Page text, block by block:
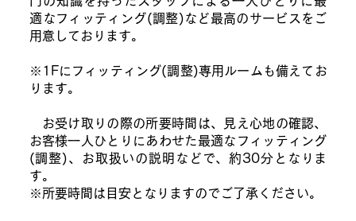
適なフィッティング(調整)など最高のサービスをご
用意しております。
※1Fにフィッティング(調整)専用ルームも備えてお
ります。
お受け取りの際の所要時間は、見え心地の確認、
お客様一人ひとりにあわせた最適なフィッティング
(調整)、お取扱いの説明などで、約30分となりま
す。
※所要時間は目安となりますのでご了承ください。